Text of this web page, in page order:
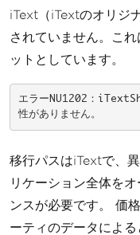
iText（iTextのオリジ
されていません。こ
ットとしています。
エラーNU1202：
性がありません。
移行パスはiTextで、
リケーション全体を
ンスが必要です。 価
ーティのデータによ